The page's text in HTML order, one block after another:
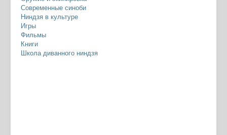
Современные синоби
Ниндзя в культуре
Игры
Фильмы
Книги
Школа диванного ниндзя